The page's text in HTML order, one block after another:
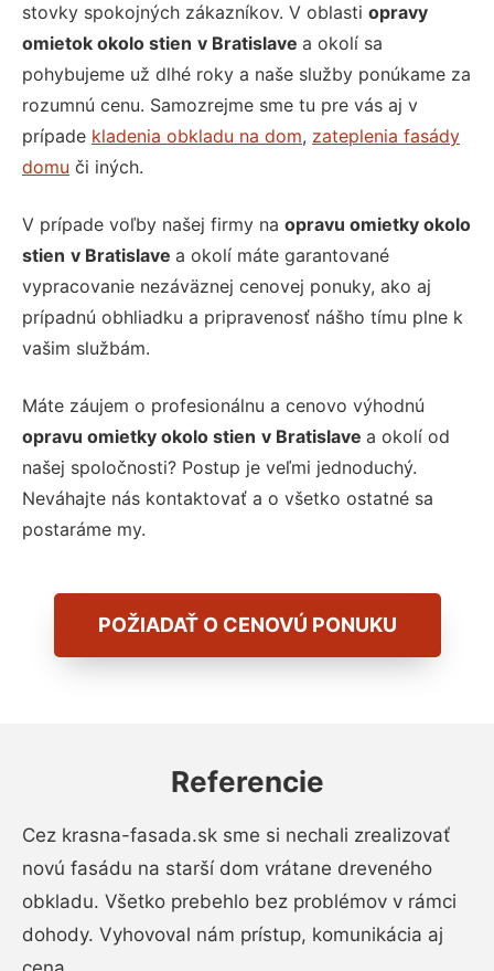
stovky spokojných zákazníkov. V oblasti opravy
omietok okolo stien v Bratislave a okolí sa
pohybujeme už dlhé roky a naše služby ponúkame za
rozumnú cenu. Samozrejme sme tu pre vás aj v
prípade kladenia obkladu na dom, zateplenia fasády
domu či iných.
V prípade voľby našej firmy na opravu omietky okolo
stien v Bratislave a okolí máte garantované
vypracovanie nezáväznej cenovej ponuky, ako aj
prípadnú obhliadku a pripravenosť nášho tímu plne k
vašim službám.
Máte záujem o profesionálnu a cenovo výhodnú
opravu omietky okolo stien v Bratislave a okolí od
našej spoločnosti? Postup je veľmi jednoduchý.
Neváhajte nás kontaktovať a o všetko ostatné sa
postaráme my.
POŽIADAŤ O CENOVÚ PONUKU
Referencie
Cez krasna-fasada.sk sme si nechali zrealizovať
novú fasádu na starší dom vrátane dreveného
obkladu. Všetko prebehlo bez problémov v rámci
dohody. Vyhovoval nám prístup, komunikácia aj